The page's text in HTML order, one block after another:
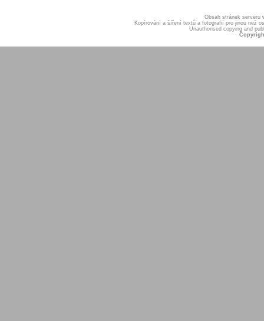
Obsah stránek serveru
Kopírování a šíření textů a fotografií pro jinou než
Unauthorised copying and